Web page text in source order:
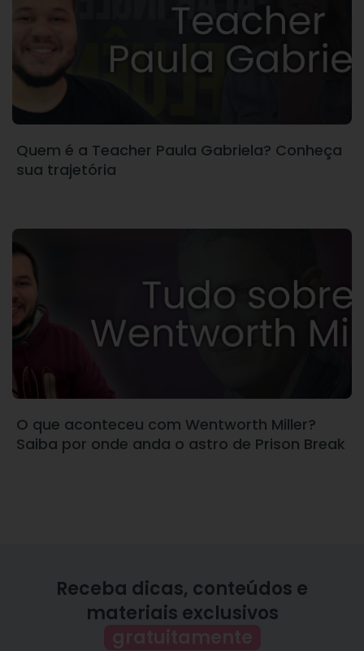
Quem é a Teacher Paula Gabriela? Conheça
sua trajetória
O que aconteceu com Wentworth Miller?
Saiba por onde anda o astro de Prison Break
Receba dicas, conteúdos e
materiais exclusivos
gratuitamente